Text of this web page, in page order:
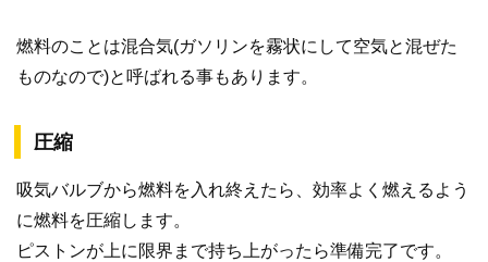
燃料のことは混合気(ガソリンを霧状にして空気と混ぜた
ものなので)と呼ばれる事もあります。
圧縮
吸気バルブから燃料を入れ終えたら、効率よく燃えるよう
に燃料を圧縮します。
ピストンが上に限界まで持ち上がったら準備完了です。